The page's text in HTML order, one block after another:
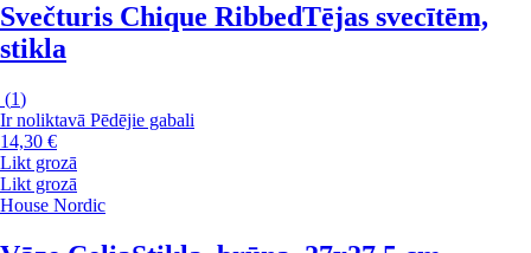
Svečturis Chique RibbedTējas svecītēm,
stikla
(1)
Ir noliktavā Pēdējie gabali
14,30 €
Likt grozā
Likt grozā
House Nordic